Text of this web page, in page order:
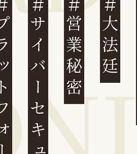
ォーム 営業秘密 大法廷